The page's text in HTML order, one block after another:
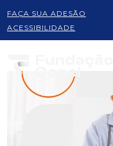
FAÇA SUA ADESÃO
ACESSIBILIDADE